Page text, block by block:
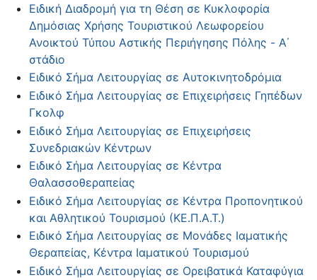
Ειδική Διαδρομή για τη Θέση σε Κυκλοφορία
Δημόσιας Χρήσης Τουριστικού Λεωφορείου
Ανοικτού Τύπου Αστικής Περιήγησης Πόλης - Α΄
στάδιο
Ειδικό Σήμα Λειτουργίας σε Αυτοκινητοδρόμια
Ειδικό Σήμα Λειτουργίας σε Επιχειρήσεις Γηπέδων
Γκολφ
Ειδικό Σήμα Λειτουργίας σε Επιχειρήσεις
Συνεδριακών Κέντρων
Ειδικό Σήμα Λειτουργίας σε Κέντρα
Θαλασσοθεραπείας
Ειδικό Σήμα Λειτουργίας σε Κέντρα Προπονητικού
και Αθλητικού Τουρισμού (ΚΕ.Π.Α.Τ.)
Ειδικό Σήμα Λειτουργίας σε Μονάδες Ιαματικής
Θεραπείας, Κέντρα Ιαματικού Τουρισμού
Ειδικό Σήμα Λειτουργίας σε Ορειβατικά Καταφύγια